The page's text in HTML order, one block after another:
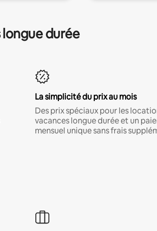
durée
La simplicité du prix au mois
Des prix spéciaux pour les
vacances longue durée et un
mensuel unique sans frais